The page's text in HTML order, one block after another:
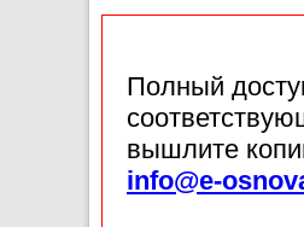
Полный
вышлите
info@e-